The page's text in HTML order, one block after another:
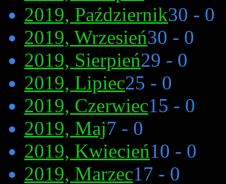
2019, Październik30 - 0
2019, Wrzesień30 - 0
2019, Sierpień29 - 0
2019, Lipiec25 - 0
2019, Czerwiec15 - 0
2019, Maj7 - 0
2019, Kwiecień10 - 0
2019, Marzec17 - 0